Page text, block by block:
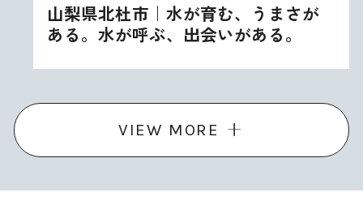
山梨県北杜市｜水が育む、うまさが
ある。水が呼ぶ、出会いがある。
VIEW MORE